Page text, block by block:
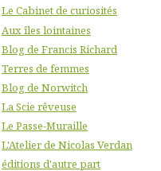
Le Cabinet de curiosités
Aux îles lointaines
Blog de Francis Richard
Terres de femmes
Blog de Norwitch
La Scie rêveuse
Le Passe-Muraille
L'Atelier de Nicolas Verdan
éditions d'autre part